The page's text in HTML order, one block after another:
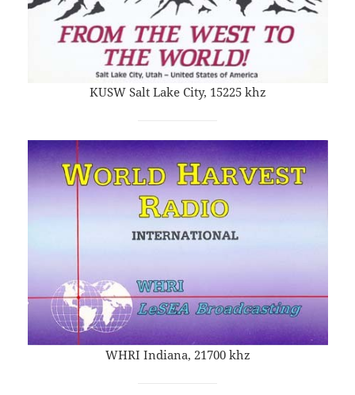
KUSW Salt Lake City, 15225 khz
WHRI Indiana, 21700 khz